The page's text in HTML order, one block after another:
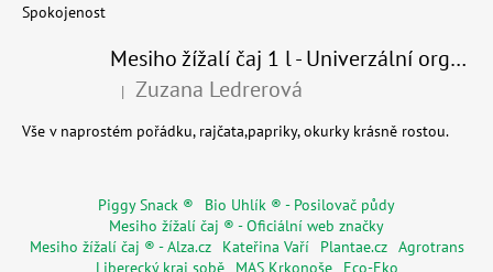
Spokojenost
Mesiho žížalí čaj 1 l - Univerzální organické hnojivo
Hodnocení produktu je 5 z 5 hvězdiček.
| Zuzana Ledrerová
Vše v naprostém pořádku, rajčata,papriky, okurky krásně rostou.
Piggy Snack ®
Bio Uhlík ® - Posilovač půdy
Mesiho žížalí čaj ® - Oficiální web značky
Mesiho žížalí čaj ® - Alza.cz
Kateřina Vaří Plantae.cz Agrotrans
Liberecký kraj sobě
MAS Krkonoše Eco-Eko